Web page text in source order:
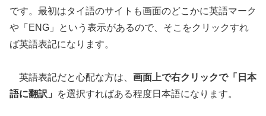
です。最初はタイ語のサイトも画面のどこかに英語マーク
や「ENG」という表示があるので、そこをクリックすれ
ば英語表記になります。
英語表記だと心配な方は、 画面上で右クリックで「日本
語に翻訳」
を選択すればある程度日本語になります。